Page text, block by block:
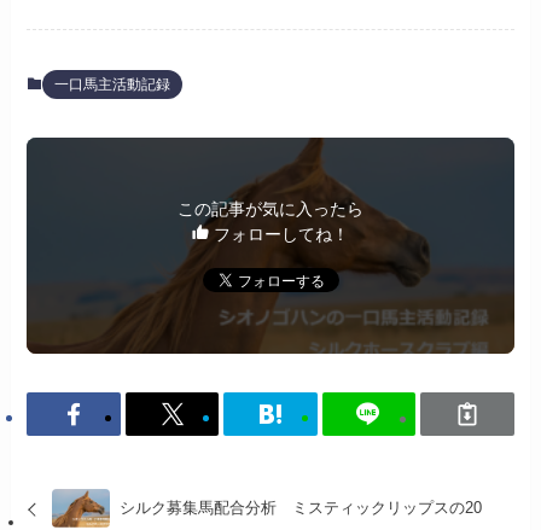
一口馬主活動記録
この記事が気に入ったら
フォローしてね！
シルク募集馬配合分析 ミスティックリップスの20